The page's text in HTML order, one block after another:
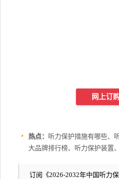
网上订
热点： 听力保护措施有哪些、
大品牌排行榜、听力保护装置
订阅《2026-2032年中国听力